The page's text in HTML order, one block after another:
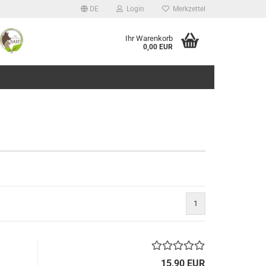
DE Login Merkzettel
Ihr Warenkorb
0,00 EUR
1
15,90 EUR